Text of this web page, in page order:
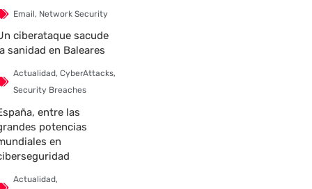
Email, Network Security
ciberataque sacude
sanidad en Baleares
Actualidad, CyberAttacks,
Security Breaches
entre las
potencias
en
Actualidad,